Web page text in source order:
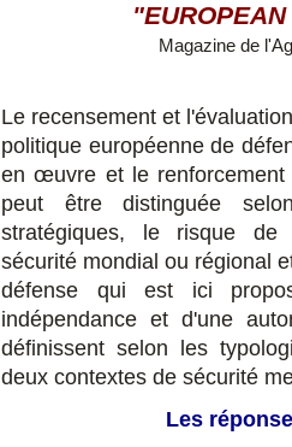
Magazine de
Le recensement et
politique européenne de
en œuvre et le renforcement
peut être distinguée
stratégiques, le risque de
sécurité mondial ou régional
défense qui est ici
indépendance et d'une
définissent selon les
deux contextes de sécurité
Les